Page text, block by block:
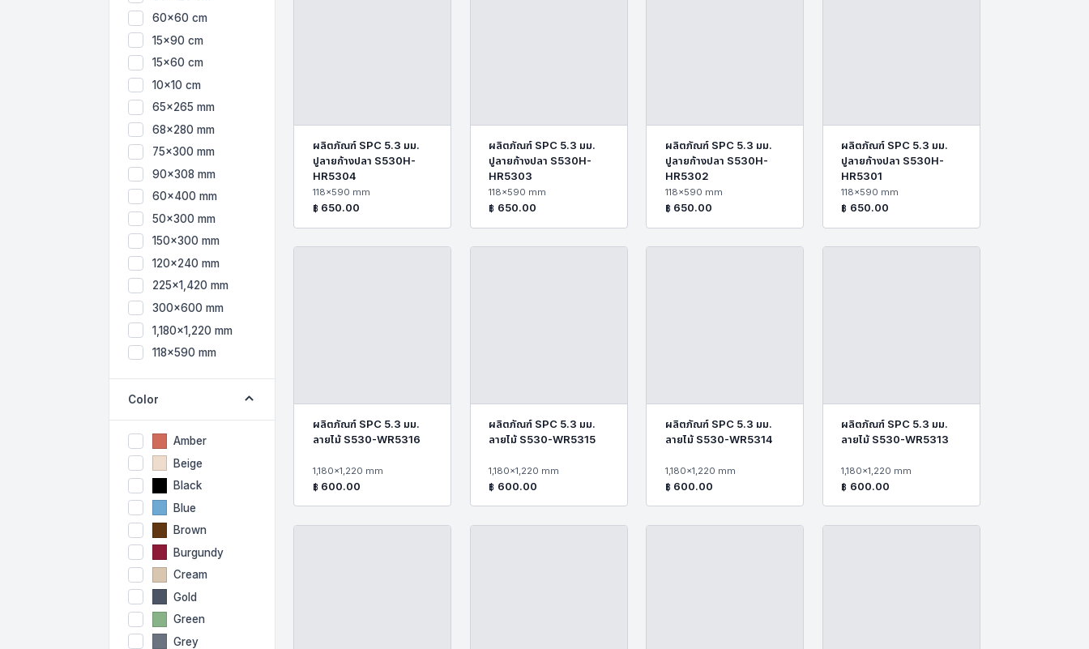
60x60 cm
15x90 cm
15x60 cm
10x10 cm
65x265 mm
68x280 mm
75x300 mm
90x308 mm
60x400 mm
50x300 mm
150x300 mm
120x240 mm
225x1,420 mm
300x600 mm
1,180x1,220 mm
118x590 mm
Color
Amber
Beige
Black
Blue
Brown
Burgundy
Cream
Gold
Green
Grey
ผลิตภัณฑ์ SPC 5.3 มม.
ปูลายก้างปลา S530H-
HR5304
118x590 mm
฿ 650.00
ผลิตภัณฑ์ SPC 5.3 มม.
ปูลายก้างปลา S530H-
HR5303
118x590 mm
฿ 650.00
ผลิตภัณฑ์ SPC 5.3 มม.
ปูลายก้างปลา S530H-
HR5302
118x590 mm
฿ 650.00
ผลิตภัณฑ์ SPC 5.3 มม.
ปูลายก้างปลา S530H-
HR5301
118x590 mm
฿ 650.00
ผลิตภัณฑ์ SPC 5.3 มม.
ลายไม้ S530-WR5316
1,180x1,220 mm
฿ 600.00
ผลิตภัณฑ์ SPC 5.3 มม.
ลายไม้ S530-WR5315
1,180x1,220 mm
฿ 600.00
ผลิตภัณฑ์ SPC 5.3 มม.
ลายไม้ S530-WR5314
1,180x1,220 mm
฿ 600.00
ผลิตภัณฑ์ SPC 5.3 มม.
ลายไม้ S530-WR5313
1,180x1,220 mm
฿ 600.00